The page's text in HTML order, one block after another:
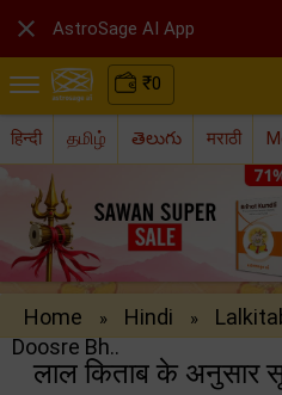
₹0
हिन्दी தமிழ் తెలుగు मराठी
Home » Hindi »
Doosre Bh..
लाल किताब के अनुसार
 AstroSage AI App